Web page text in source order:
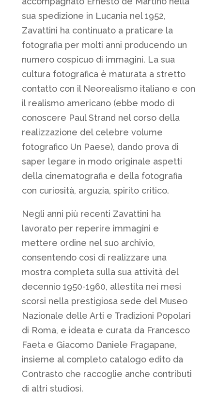
sua spedizione in Lucania nel 1952,
Zavattini ha continuato a praticare la
fotografia per molti anni producendo un
numero cospicuo di immagini. La sua
cultura fotografica è maturata a stretto
contatto con il Neorealismo italiano e con
il realismo americano (ebbe modo di
conoscere Paul Strand nel corso della
realizzazione del celebre volume
fotografico Un Paese), dando prova di
saper legare in modo originale aspetti
della cinematografia e della fotografia
con curiosità, arguzia, spirito critico.
Negli anni più recenti Zavattini ha
lavorato per reperire immagini e
mettere ordine nel suo archivio,
consentendo così di realizzare una
mostra completa sulla sua attività del
decennio 1950-1960, allestita nei mesi
scorsi nella prestigiosa sede del Museo
Nazionale delle Arti e Tradizioni Popolari
di Roma, e ideata e curata da Francesco
Faeta e Giacomo Daniele Fragapane,
insieme al completo catalogo edito da
Contrasto che raccoglie anche contributi
di altri studiosi.